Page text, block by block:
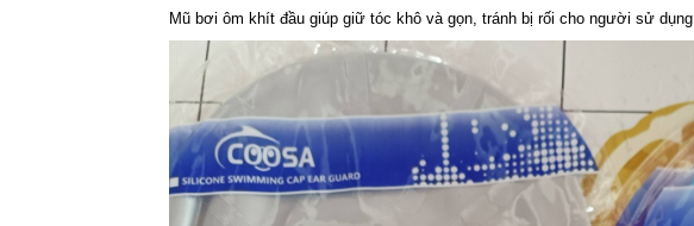
Mũ bơi ôm khít đầu giúp giữ tóc khô và gọn, tránh bị rối cho người sử